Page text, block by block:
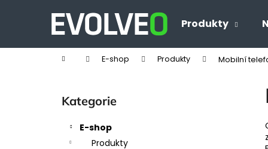
Produkty
Domů E-shop Produkty Mobilní
Přeskočit
kategorie
Kategorie
E-shop
Produkty
í
Zpět
obchodu
Zpět
obchodu